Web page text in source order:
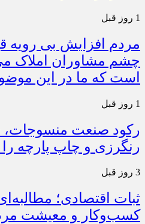
1 روز قبل
مردم افزایش بی رویه
چشم مشاوران املاک
است که ما در این
1 روز قبل
رکود صنعت
رنگرزی و چاپ پارچه
3 روز قبل
ثبات اقتصادی؛
کسب‌وکار و معیشت